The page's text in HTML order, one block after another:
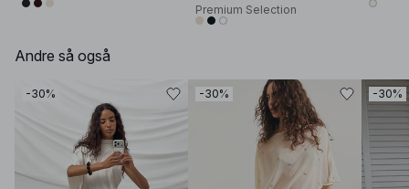
Premium Selection
Andre så også
-30% -30% -30%